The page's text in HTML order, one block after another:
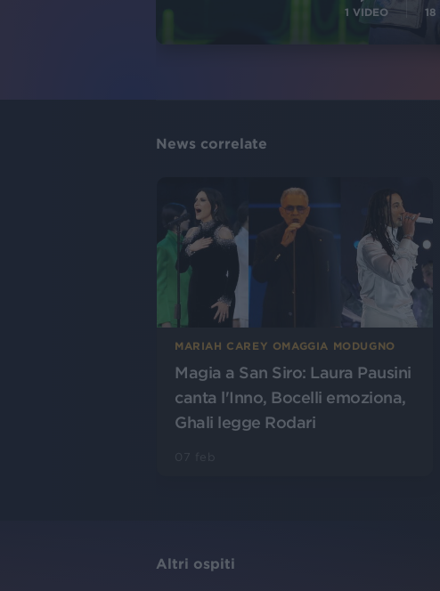
1 VIDEO 18
News correlate
MARIAH CAREY OMAGGIA MODUGNO
Magia a San Siro: Laura Pausini
canta l'Inno, Bocelli emoziona,
Ghali legge Rodari
Altri ospiti